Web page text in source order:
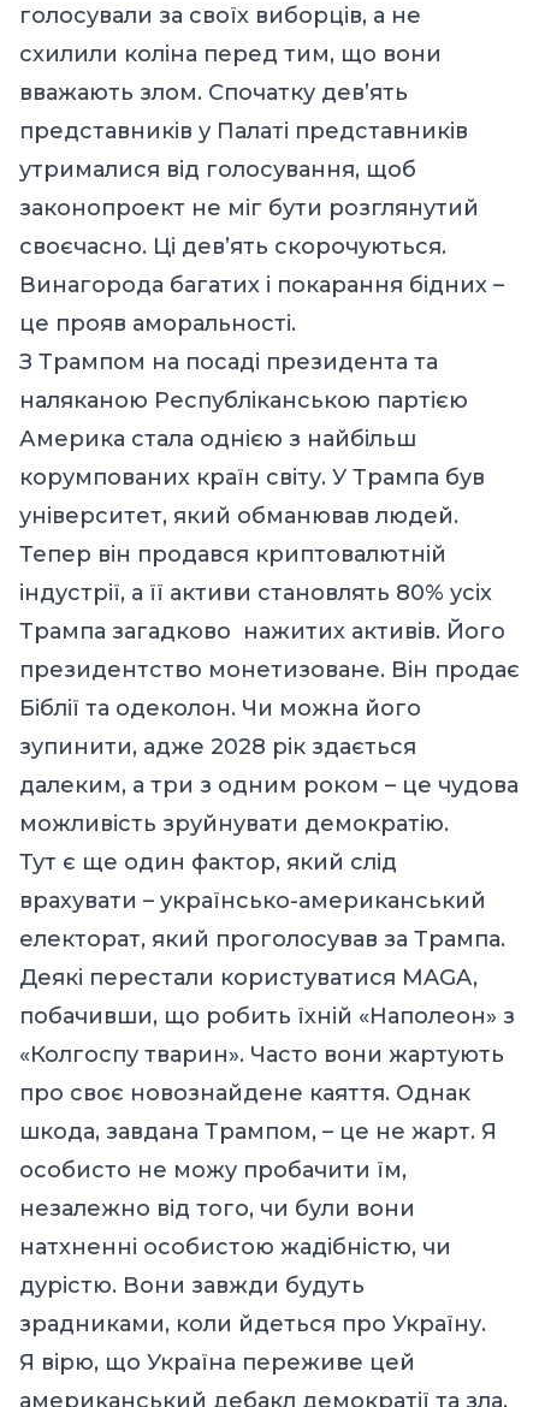
голосували за своїх виборців, а не
схилили коліна перед тим, що вони
вважають злом. Спочатку дев’ять
представників у Палаті представників
утрималися від голосування, щоб
законопроект не міг бути розглянутий
своєчасно. Ці дев’ять скорочуються.
Винагорода багатих і покарання бідних –
це прояв аморальності.
З Трампом на посаді президента та
наляканою Республіканською партією
Америка стала однією з найбільш
корумпованих країн світу. У Трампа був
університет, який обманював людей.
Тепер він продався криптовалютній
індустрії, а її активи становлять 80% усіх
Трампа загадково нажитих активів. Його
президентство монетизоване. Він продає
Біблії та одеколон. Чи можна його
зупинити, адже 2028 рік здається
далеким, а три з одним роком – це чудова
можливість зруйнувати демократію.
Тут є ще один фактор, який слід
врахувати – українсько-американський
електорат, який проголосував за Трампа.
Деякі перестали користуватися MAGA,
побачивши, що робить їхній «Наполеон» з
«Колгоспу тварин». Часто вони жартують
про своє новознайдене каяття. Однак
шкода, завдана Трампом, – це не жарт. Я
особисто не можу пробачити їм,
незалежно від того, чи були вони
натхненні особистою жадібністю, чи
дурістю. Вони завжди будуть
зрадниками, коли йдеться про Україну.
Я вірю, що Україна переживе цей
американський дебакл демократії та зла.